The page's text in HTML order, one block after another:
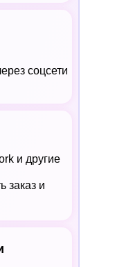
соцсети
и другие
заказ и